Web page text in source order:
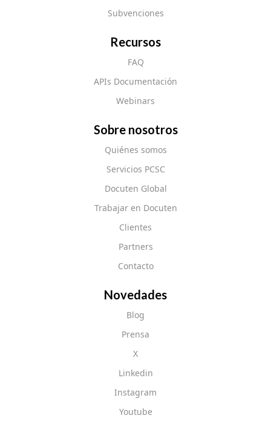
Subvenciones
Recursos
FAQ
APIs Documentación
Webinars
Sobre nosotros
Quiénes somos
Servicios PCSC
Docuten Global
Trabajar en Docuten
Clientes
Partners
Contacto
Novedades
Blog
Prensa
X
Linkedin
Instagram
Youtube